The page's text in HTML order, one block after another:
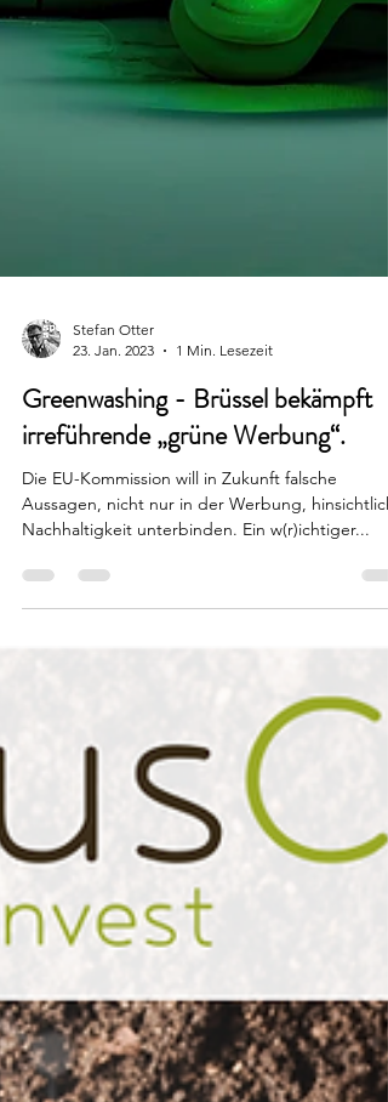
Stefan Otter
23. Jan. 2023
1 Min. Lesezeit
Greenwashing - Brüssel bekämpft
irreführende „grüne Werbung“.
Die EU-Kommission will in Zukunft falsche
Nachhaltigkeit unterbinden. Ein w(r)ichtiger...